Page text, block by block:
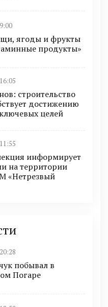
ягоды и фрукты
продукты»
строительство
достижению
целей
информирует
на территории
«Нетрезвый
побывал в
Погаре